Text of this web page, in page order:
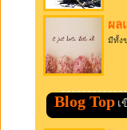
ผล
มีทั้ง
Blog Top เ